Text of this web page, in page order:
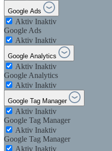
Google Ads
Aktiv Inaktiv
Google Ads
Aktiv Inaktiv
Google Analytics
Aktiv Inaktiv
Google Analytics
Aktiv Inaktiv
Google Tag Manager
Aktiv Inaktiv
Google Tag Manager
Aktiv Inaktiv
Google Tag Manager
Aktiv Inaktiv